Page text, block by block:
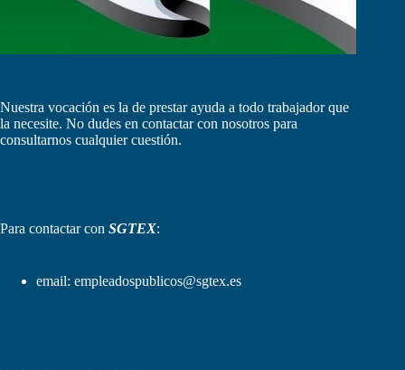
Nuestra vocación es la de prestar ayuda a todo trabajador que
la necesite. No dudes en contactar con nosotros para
consultarnos cualquier cuestión.
Para contactar con SGTEX:
email: empleadospublicos@sgtex.es